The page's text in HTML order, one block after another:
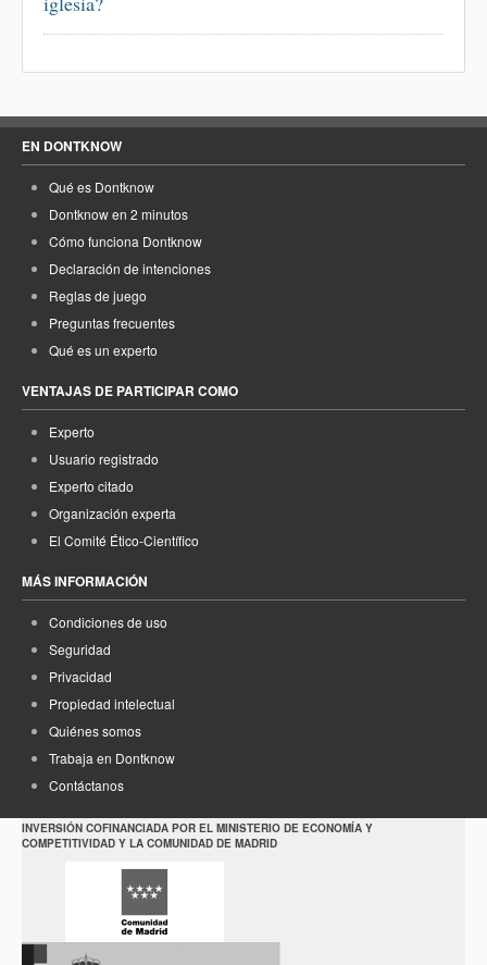
EN DONTKNOW
Qué es Dontknow
Dontknow en 2 minutos
Cómo funciona Dontknow
Declaración de intenciones
Reglas de juego
Preguntas frecuentes
Qué es un experto
VENTAJAS DE PARTICIPAR COMO
Experto
Usuario registrado
Experto citado
Organización experta
El Comité Ético-Científico
MÁS INFORMACIÓN
Condiciones de uso
Seguridad
Privacidad
Propiedad intelectual
Quiénes somos
Trabaja en Dontknow
Contáctanos
INVERSIÓN COFINANCIADA POR EL MINISTERIO DE ECONOMÍA Y
COMPETITIVIDAD Y LA COMUNIDAD DE MADRID